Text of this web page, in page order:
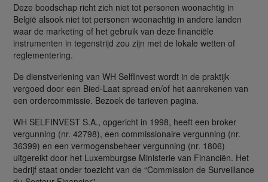
Deze boodschap richt zich niet tot personen woonachtig in
België alsook niet tot personen woonachtig in andere landen
waar de marketing of het gebruik van deze financiële
instrumenten in tegenstrijd zou zijn met de lokale wetten of
reglementering.
De dienstverlening van WH SelfInvest wordt in de praktijk
vergoed door een Bied-Laat spread en/of het aanrekenen van
een ordercommissie. Bezoek de tarieven pagina.
WH SELFINVEST S.A., opgericht in 1998, heeft een broker
vergunning (nr. 42798), een commissionaire vergunning (nr.
36399) en een vermogensbeheer vergunning (nr. 1806)
uitgereikt door het Luxemburgse Ministerie van Financiën. Het
bedrijf staat onder toezicht van de “Commission de Surveillance